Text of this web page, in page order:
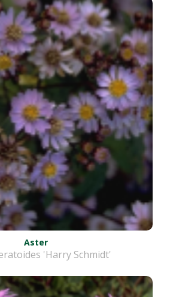
Aster
'Harry Schmidt'